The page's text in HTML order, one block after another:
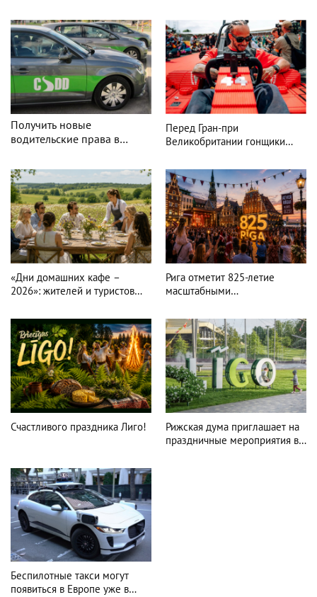
Получить новые
водительские права в
онлайн: CSDD готовит
новый сервис
Перед Гран-при
Великобритании гонщики
болиды LEGO
«Дни домашних кафе –
2026»: жителей и туристов
гастрономическое
путешествие по Латвии
Рига отметит 825-летие
масштабными
Счастливого праздника Лиго!
Рижская дума приглашает на
праздничные мероприятия в
Беспилотные такси могут
появиться в Европе уже в